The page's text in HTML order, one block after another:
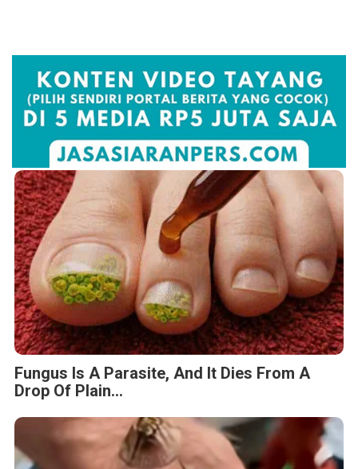
Fungus Is A Parasite, And It Dies From A
Drop Of Plain...